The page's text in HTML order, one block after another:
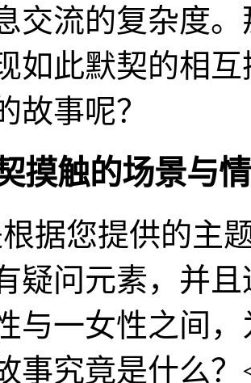
交流的复杂度
如此默契的相
故事呢？
摸触的场景与